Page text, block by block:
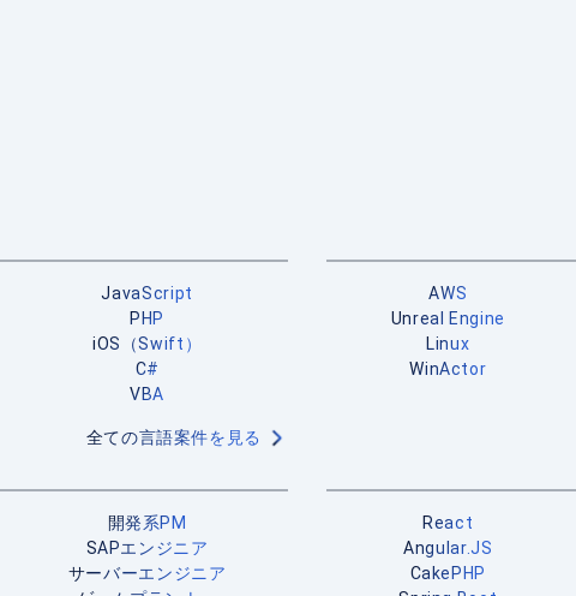
JavaScript
PHP
iOS（Swift）
C#
VBA
全ての言語案件を見る
AWS
Unreal Engine
Linux
WinActor
開発系PM
SAPエンジニア
サーバーエンジニア
React
Angular.JS
CakePHP